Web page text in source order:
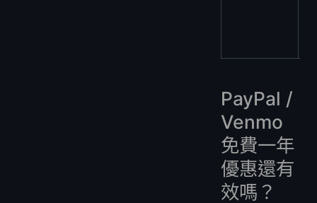
PayPal /
Venmo
免費一年
優惠還有
效嗎？